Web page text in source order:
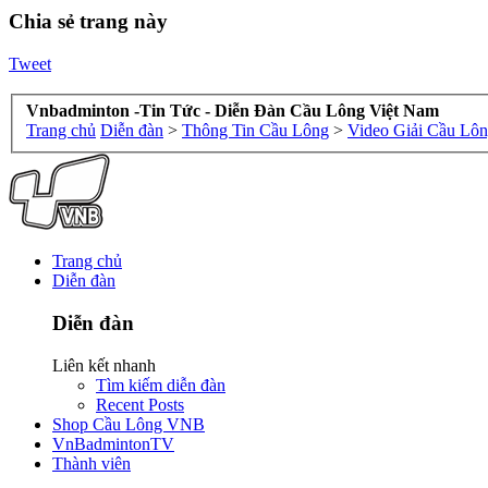
Chia sẻ trang này
Tweet
Vnbadminton -Tin Tức - Diễn Đàn Cầu Lông Việt Nam
Trang chủ Diễn đàn > Thông Tin Cầu Lông > Video Giải Cầu
Trang chủ
Diễn đàn
Diễn đàn
Liên kết nhanh
Tìm kiếm diễn đàn
Recent Posts
Shop Cầu Lông VNB
VnBadmintonTV
Thành viên